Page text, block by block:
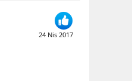
24 Nis 2017